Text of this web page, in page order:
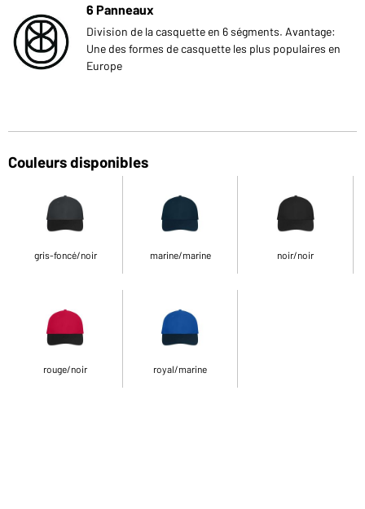
6 Panneaux
Division de la casquette en 6 ségments. Avantage:
Une des formes de casquette les plus populaires en
Europe
Couleurs disponibles
gris-foncé/noir marine/marine noir/noir
rouge/noir royal/marine